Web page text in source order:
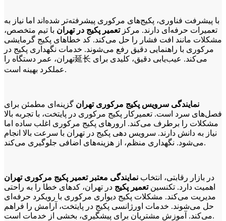
با پیشرفت فناوری، پکیج‌های مرکوری پیشرفته‌تر شده‌اند اما نیاز به
تعمیرات حرفه‌ای دارند. مرکزتعمیر پکیج در تهران با تیم متخصص،
مشکلات مانند افت فشار را حل می‌کند. کد خطاهای پکیج گرمایشی
مرکوری با راهنمایی دقیق رفع می‌شوند. خدمات نگهداری پکیج در
تهران، عمر دستگاه را延长 می‌کند. عیب‌یابی دقیق، کلیدی برای
عملکرد بهینه است.
نمایندگی سرویس پکیج مرکوری تهران گزینه‌ای مطمئن برای
فصل‌های سرد است. تعمیرکار پکیج مرکوری در پایتخت، با تجربه بالا
مشکلات را برطرف می‌کند. ارورهای پکیج مرکوری اغلب ساده اما
نیاز به دانش دارند. سرویس دهی پکیج در تهران با سرعت بالا انجام
می‌شود. نگهداری منظم، از هزینه‌های اضافی جلوگیری می‌کند.
در بازار رقابتی، انتخاب نمایندگی معتبر تعمیر پکیج مرکوری تهران
اهمیت دارد. تکنسینتعمیر پکیج در تهران، کدهای خطا را به راحتی
مدیریت می‌کند. مشکلات پکیج دیواری مرکوری با رویکرد حرفه‌ای
حل می‌شوند. خدمات اورژانسی پکیج در پایتخت، آرامش را فراهم
می‌کند. آموزش مشتریان برای پیشگیری، بخشی از خدمات است.